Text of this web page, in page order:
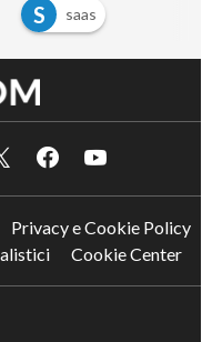
S saas
Privacy e Cookie Policy
Cookie Center